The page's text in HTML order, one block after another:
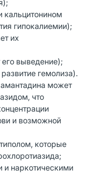
кальцитонином
гипокалиемии);
их
выведение);
гемолиза).
может
что
и возможной
которые
и наркотическими